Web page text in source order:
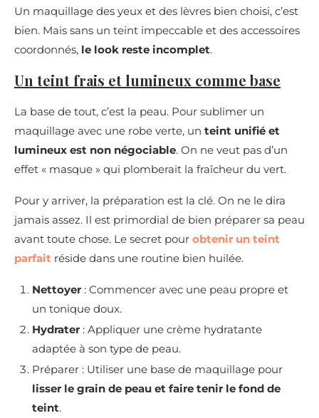
Un maquillage des yeux et des lèvres bien choisi, c’est
bien. Mais sans un teint impeccable et des accessoires
coordonnés, le look reste incomplet.
Un teint frais et lumineux comme base
La base de tout, c’est la peau. Pour sublimer un
maquillage avec une robe verte, un teint unifié et
lumineux est non négociable. On ne veut pas d’un
effet « masque » qui plomberait la fraîcheur du vert.
Pour y arriver, la préparation est la clé. On ne le dira
jamais assez. Il est primordial de bien préparer sa peau
avant toute chose. Le secret pour obtenir un teint
parfait réside dans une routine bien huilée.
Nettoyer : Commencer avec une peau propre et
un tonique doux.
Hydrater : Appliquer une crème hydratante
adaptée à son type de peau.
Préparer : Utiliser une base de maquillage pour
lisser le grain de peau et faire tenir le fond de
teint.